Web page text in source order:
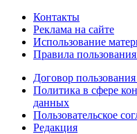
Контакты
Реклама на сайте
Использование
Правила
Договор
Политика в сфере
данных
Пользовательское
Редакция